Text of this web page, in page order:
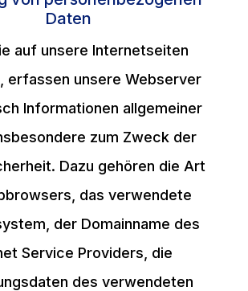
Daten
auf unsere Internetseiten
erfassen unsere Webserver
Informationen allgemeiner
zum Zweck der
Dazu gehören die Art
das verwendete
der Domainname des
Service Providers, die
des verwendeten